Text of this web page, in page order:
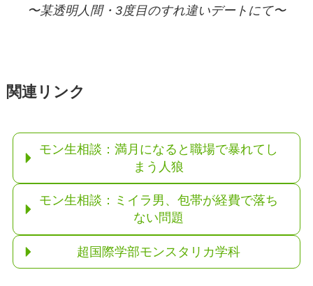
〜某透明人間・3度目のすれ違いデートにて〜
関連リンク
モン生相談：満月になると職場で暴れてし
まう人狼
モン生相談：ミイラ男、包帯が経費で落ち
ない問題
超国際学部モンスタリカ学科